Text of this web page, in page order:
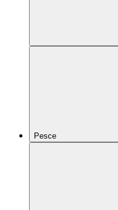
Pesce